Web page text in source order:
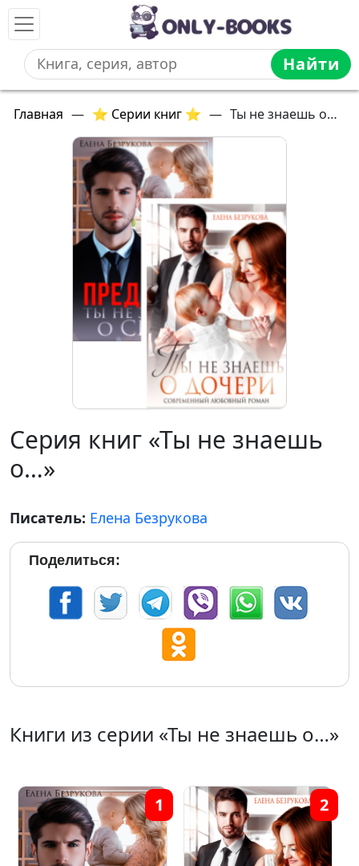
Найти
Главная — ⭐ Серии книг ⭐ — Ты не знаешь о…
Серия книг «Ты не знаешь
о…»
Писатель: Елена Безрукова
Поделиться:
Книги из серии «Ты не знаешь о…»
1 2